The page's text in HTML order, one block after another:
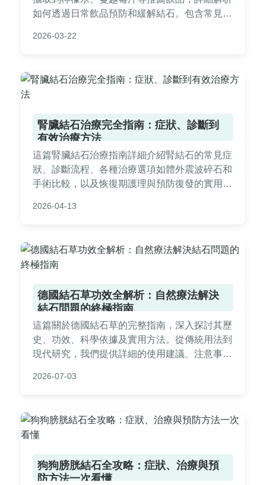
如何透過日常飲品預防和緩解結石。包含常見問
痛。
2026-03-22
腎臟結石治療完全指南：症狀、診斷到
有效治療方法
這篇腎臟結石治療指南詳細介紹腎結石的常見症
狀、診斷流程、各種治療選項如體外震波碎石和
手術比較，以及恢復期護理與預防復發的實用建
了解治療過程，做出明智決策。適合正在尋求腎
2026-04-13
德國結石草功效全解析：自然療法解決
結石問題的終極指南
這篇關於德國結石草的完整指南，深入探討其歷
史、功效、科學依據及實用方法。從傳統用法到
現代研究，我們提供詳細的使用建議、注意事項
法對抗結石問題。無論您是初次聽聞還是已有經
2026-07-03
狗狗膀胱結石全攻略：症狀、治療與預
防方法一次看懂